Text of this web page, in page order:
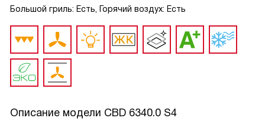
Большой гриль: Есть, Горячий воздух: Есть
Описание модели CBD 6340.0 S4